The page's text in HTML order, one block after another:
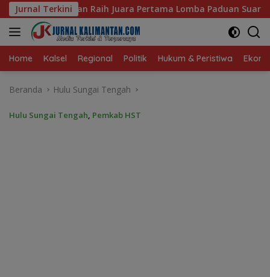
Langsung
ke
konten
Jurnal Terkini
Lomba Paduan Suara Mars PKK Provinsi Kalsel
Home Kalsel Regional Politik Hukum & Peristiwa
Beranda Hulu Sungai Tengah
Hulu Sungai Tengah, Pemkab HST